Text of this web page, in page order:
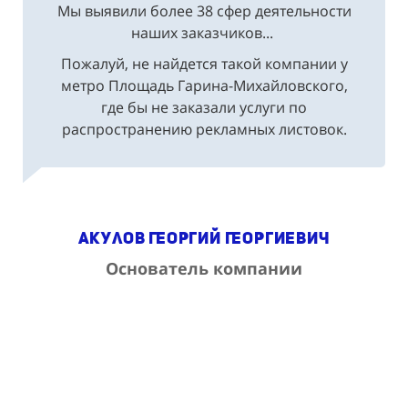
Мы выявили более 38 сфер деятельности
наших заказчиков...
Пожалуй, не найдется такой компании у
метро Площадь Гарина-Михайловского,
где бы не заказали услуги по
распространению рекламных листовок.
Акулов Георгий Георгиевич
Основатель компании